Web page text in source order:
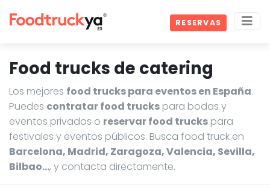
RESERVAS
Food trucks de catering
Los mejores food trucks para eventos en España.
Puedes contratar food trucks para bodas y
eventos privados o reservar food trucks para
festivales y eventos públicos. Busca food truck en
Barcelona, Madrid, Zaragoza, Valencia, Sevilla,
Bilbao…, y contacta directamente.